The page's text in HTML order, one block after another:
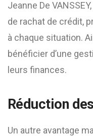
Jeanne De
de rachat de crédit,
à chaque situation.
bénéficier d’une
leurs finances.
Réduction
Un autre avantage